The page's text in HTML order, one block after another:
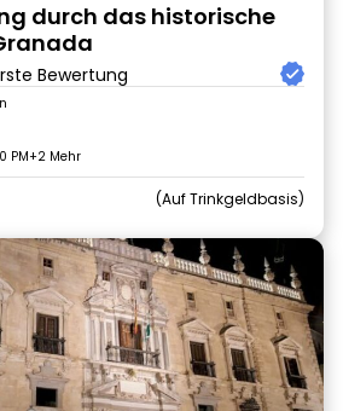
durch das historische
Bewertung
PM+2 Mehr
Auf Trinkgeldbasis